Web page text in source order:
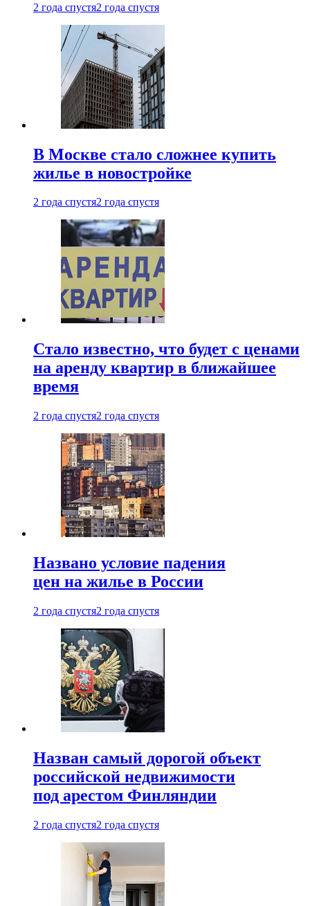
2 года спустя2 года спустя
В Москве стало сложнее купить
жилье в новостройке
2 года спустя2 года спустя
Стало известно, что будет с ценами
на аренду квартир в ближайшее
время
2 года спустя2 года спустя
Названо условие падения
цен на жилье в России
2 года спустя2 года спустя
Назван самый дорогой объект
российской недвижимости
под арестом Финляндии
2 года спустя2 года спустя